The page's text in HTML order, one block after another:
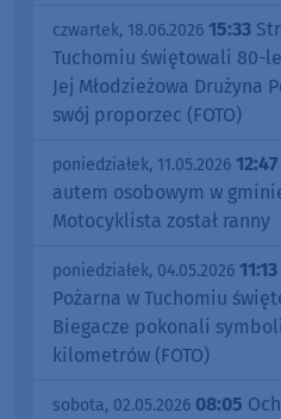
czwartek, 18.06.2026 15:33
Tuchomiu świętowali 80-
Jej Młodzieżowa Drużyna
swój proporzec (FOTO)
poniedziałek, 11.05.2026 12:47
autem osobowym w
Motocyklista został ranny
poniedziałek, 04.05.2026 11:13
Pożarna w Tuchomiu
Biegacze pokonali
kilometrów (FOTO)
sobota, 02.05.2026 08:05